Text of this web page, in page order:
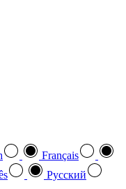
Français
Pусский